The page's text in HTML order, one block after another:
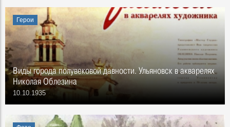
Герои
Виды города полувековой давности. Ульяновск в акварелях
Николая Облезина
10.10.1935